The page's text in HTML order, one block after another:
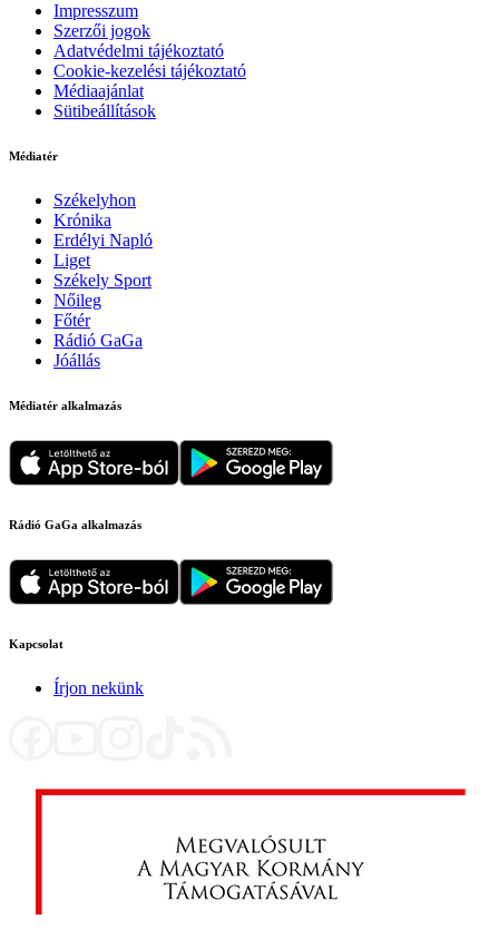
Impresszum
Szerzői jogok
Adatvédelmi tájékoztató
Cookie-kezelési tájékoztató
Médiaajánlat
Sütibeállítások
Médiatér
Székelyhon
Krónika
Erdélyi Napló
Liget
Székely Sport
Nőileg
Főtér
Rádió GaGa
Jóállás
Médiatér alkalmazás
Rádió GaGa alkalmazás
Kapcsolat
Írjon nekünk